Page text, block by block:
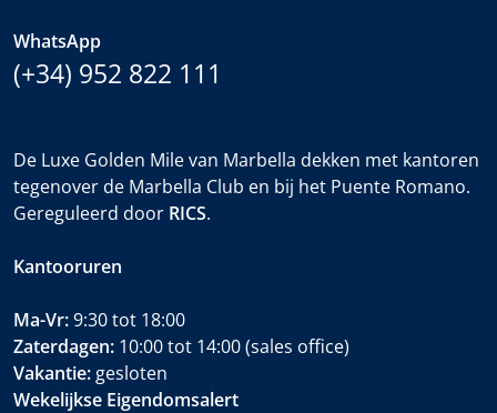
WhatsApp
(+34) 952 822 111
De Luxe Golden Mile van Marbella dekken met kantoren
tegenover de Marbella Club en bij het Puente Romano.
Gereguleerd door RICS.
Kantooruren
Ma-Vr:9:30 tot 18:00
Zaterdagen: 10:00 tot 14:00 (sales office)
Vakantie: gesloten
Wekelijkse Eigendomsalert